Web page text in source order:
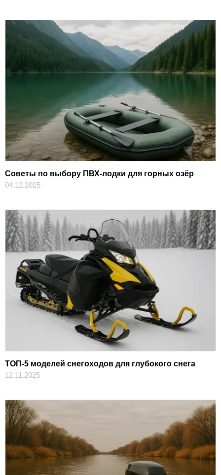
Советы по выбору ПВХ-лодки для горных озёр
04.12.2025
ТОП-5 моделей снегоходов для глубокого снега
12.11.2025